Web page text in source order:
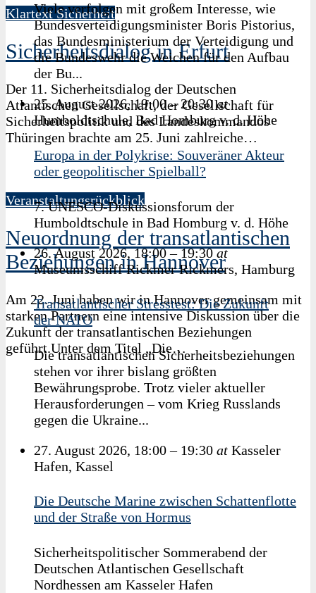
Klartext Sicherheit
Sicherheitsdialog in Erfurt
Der 11. Sicherheitsdialog der Deutschen
Atlantischen Gesellschaft, der Gesellschaft für
Sicherheitspolitik und des Landeskommandos
Thüringen brachte am 25. Juni zahlreiche…
25. Juni 2026
Veranstaltungsrückblick
Neuordnung der transatlantischen
Beziehungen in Hannover
Am 22. Juni haben wir in Hannover gemeinsam mit
starken Partnern eine intensive Diskussion über die
Zukunft der transatlantischen Beziehungen
geführt.Unter dem Titel „Die…
24. Juni 2026
Alptekin Kirci
Metin HakverdiMaike BielfeldtJochen Köckler
Viele verfolgen mit großem Interesse, wie
Bundesverteidigungsminister Boris Pistorius,
das Bundesministerium der Verteidigung und
die Bundeswehr die Weichen für den Aufbau
der Bu...
25. August 2026, 19:00–20:30at
Humboldtschule, Bad Homburg v. d. Höhe
Europa in der Polykrise: Souveräner Akteur
oder geopolitischer Spielball?
7. UNESCO-Diskussionsforum der
Humboldtschule in Bad Homburg v. d. Höhe
26. August 2026, 18:00–19:30at
Museumsschiff Rickmer Rickmers, Hamburg
Transatlantischer Stresstest: Die Zukunft
der NATO
Die transatlantischen Sicherheitsbeziehungen
stehen vor ihrer bislang größten
Bewährungsprobe. Trotz vieler aktueller
Herausforderungen – vom Krieg Russlands
gegen die Ukraine...
27. August 2026, 18:00– 19:30 at Kasseler
Hafen, Kassel
Die Deutsche Marine zwischen Schattenflotte
und der Straße von Hormus
Sicherheitspolitischer Sommerabend der
Deutschen Atlantischen Gesellschaft
Nordhessen am Kasseler Hafen